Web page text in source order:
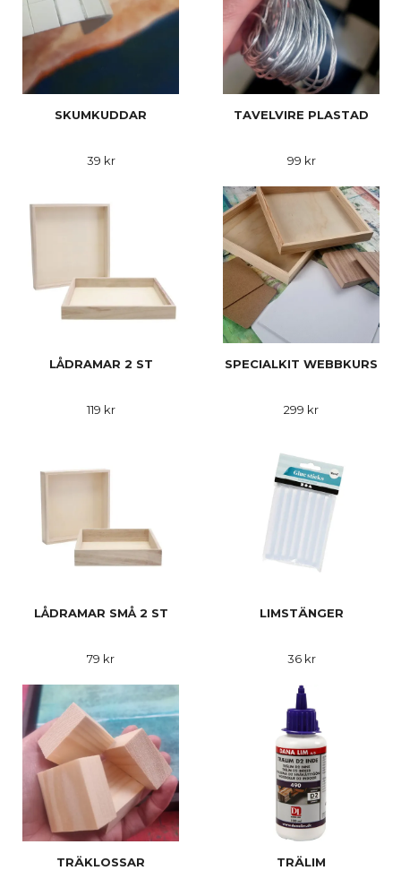
SKUMKUDDAR
39 kr
TAVELVIRE PLASTAD
99 kr
LÅDRAMAR 2 ST
119 kr
SPECIALKIT WEBBKURS
299 kr
LÅDRAMAR SMÅ 2 ST
79 kr
LIMSTÄNGER
36 kr
TRÄKLOSSAR TRÄLIM